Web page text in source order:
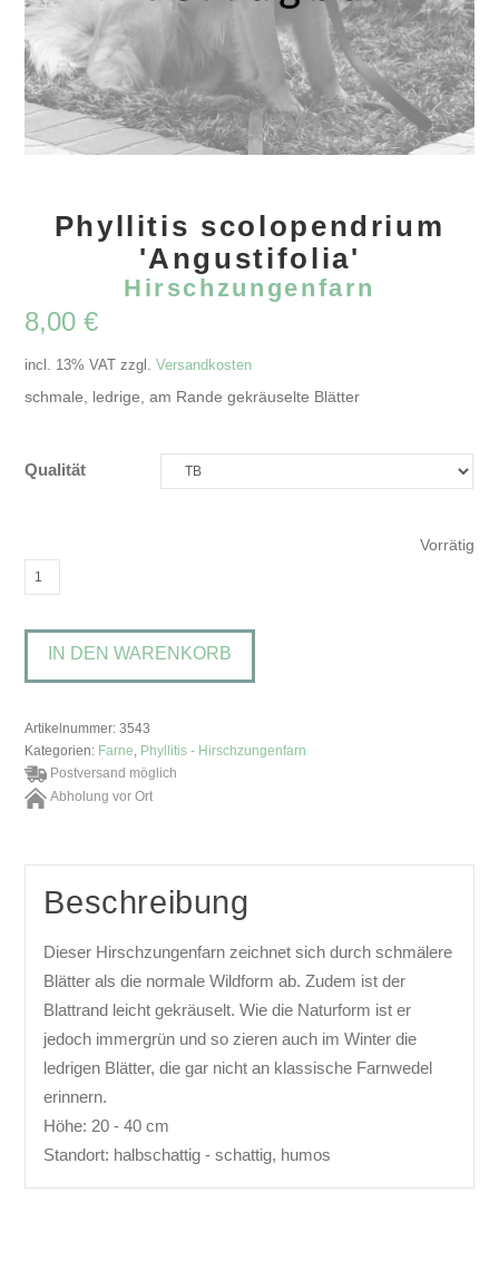
Phyllitis scolopendrium
'Angustifolia'
Hirschzungenfarn
8,00€
incl. 13% VAT zzgl.Versandkosten
schmale, ledrige, am Rande gekräuselte Blätter
Qualität
Vorrätig
Phyllitis
'Angustifolia'Hirschzungenfarn
MengeIN DEN WARENKORB
Artikelnummer:3543
Kategorien: Farne Phyllitis - Hirschzungenfarn
Postversand möglich
Abholung vor Ort
Beschreibung
Dieser Hirschzungenfarn zeichnet sich durch schmälere
Blätter als die normale Wildform ab. Zudem ist der
Blattrand leicht gekräuselt. Wie die Naturform ist er
jedoch immergrün und so zieren auch im Winter die
ledrigen Blätter, die gar nicht an klassische Farnwedel
erinnern.
Höhe: 20 - 40 cm
Standort: halbschattig - schattig, humos